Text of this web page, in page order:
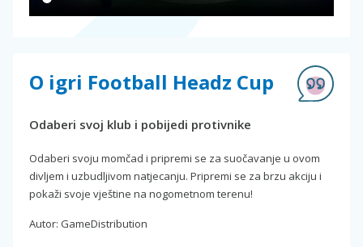
O igri Football Headz Cup
Odaberi svoj klub i pobijedi protivnike
Odaberi svoju momčad i pripremi se za suočavanje u ovom
divljem i uzbudljivom natjecanju. Pripremi se za brzu akciju i
pokaži svoje vještine na nogometnom terenu!
Autor: GameDistribution